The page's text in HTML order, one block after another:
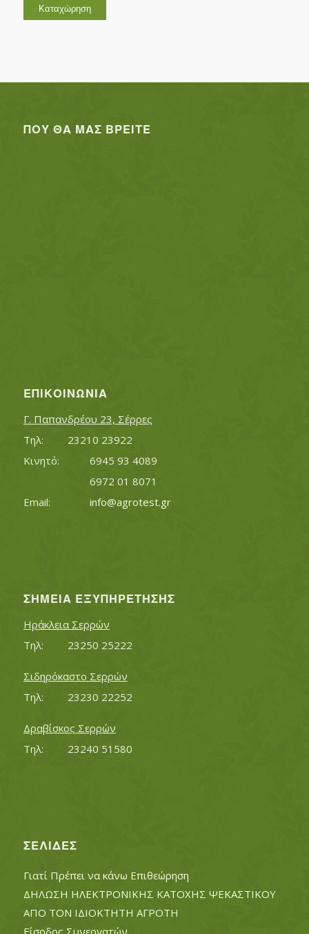
ΠΟΥ ΘΑ ΜΑΣ ΒΡΕΊΤΕ
ΕΠΙΚΟΙΝΩΝΊΑ
Γ. Παπανδρέου 23, Σέρρες
Τηλ:		23210 23922
Κινητό:		6945 93 4089
			6972 01 8071
info@agrotest.gr
ΣΗΜΕΊΑ ΕΞΥΠΗΡΈΤΗΣΗΣ
Ηράκλεια Σερρών
Τηλ:		23250 25222
Σιδηρόκαστο Σερρών
Τηλ:		23230 22252
Δραβίσκος Σερρών
Τηλ:		23240 51580
ΣΕΛΊΔΕΣ
Γιατί Πρέπει να κάνω Επιθεώρηση
ΔΗΛΩΣΗ ΗΛΕΚΤΡΟΝΙΚΗΣ ΚΑΤΟΧΗΣ ΨΕΚΑΣΤΙΚΟΥ
ΑΠΟ ΤΟΝ ΙΔΙΟΚΤΗΤΗ ΑΓΡΟΤΗ